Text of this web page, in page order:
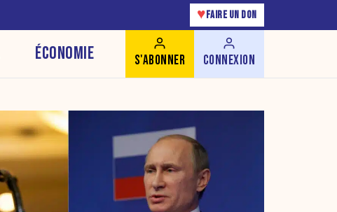
♥ FAIRE UN DON
ÉCONOMIE S'ABONNER CONNEXION